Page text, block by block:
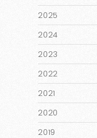
2025
2024
2023
2022
2021
2020
2019